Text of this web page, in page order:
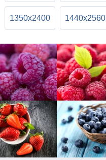
1350x2400 1440x2560